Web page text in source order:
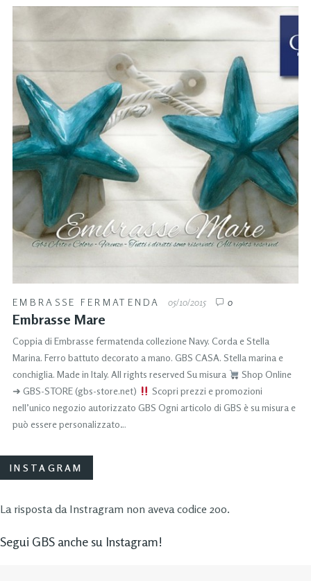
EMBRASSE FERMATENDA 05/10/2015 0
Embrasse Mare
Coppia di Embrasse fermatenda collezione Navy. Corda e Stella
Marina. Ferro battuto decorato a mano. GBS CASA. Stella marina e
conchiglia. Made in Italy. All rights reserved Su misura
Shop Online
➜ GBS-STORE (gbs-store.net)
Scopri prezzi e promozioni
nell’unico negozio autorizzato GBS Ogni articolo di GBS è su misura e
può essere personalizzato…
INSTAGRAM
La risposta da Instragram non aveva codice 200.
Segui GBS anche su Instagram!